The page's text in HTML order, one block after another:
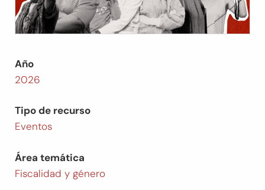
Año
2026
Tipo de recurso
Eventos
Área temática
Fiscalidad y género